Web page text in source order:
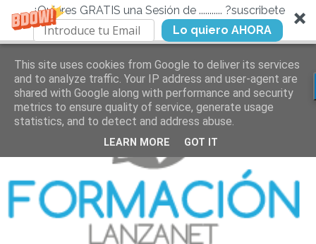
¿Quieres GRATIS una Sesión de ........... ?suscribete
Lo quiero AHORA
This site uses cookies from Google to deliver its services
and to analyze traffic. Your IP address and user-agent are
shared with Google along with performance and security
metrics to ensure quality of service, generate usage
statistics, and to detect and address abuse.
LEARN MORE GOT IT